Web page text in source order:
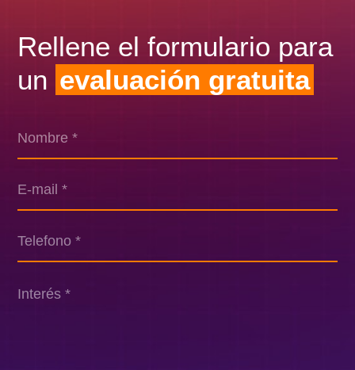
Rellene el formulario para
un evaluación gratuita